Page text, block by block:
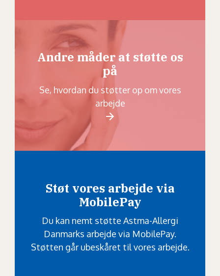
Andre måder at støtte os
på
Se, hvordan du støtter op om vores
arbejde
Støt vores arbejde via
MobilePay
Du kan nemt støtte Astma-Allergi
Danmarks arbejde via MobilePay.
Støtten går ubeskåret til vores arbejde.